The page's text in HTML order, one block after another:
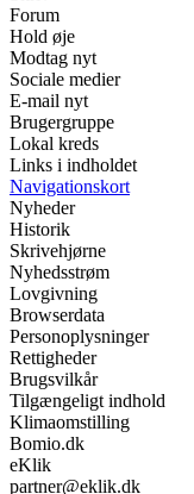
Forum
Hold øje
Modtag nyt
Sociale medier
E-mail nyt
Brugergruppe
Lokal kreds
Links i indholdet
Navigationskort
Nyheder
Historik
Skrivehjørne
Nyhedsstrøm
Lovgivning
Browserdata
Personoplysninger
Rettigheder
Brugsvilkår
Tilgængeligt indhold
Klimaomstilling
Bomio.dk
eKlik
partner@eklik.dk